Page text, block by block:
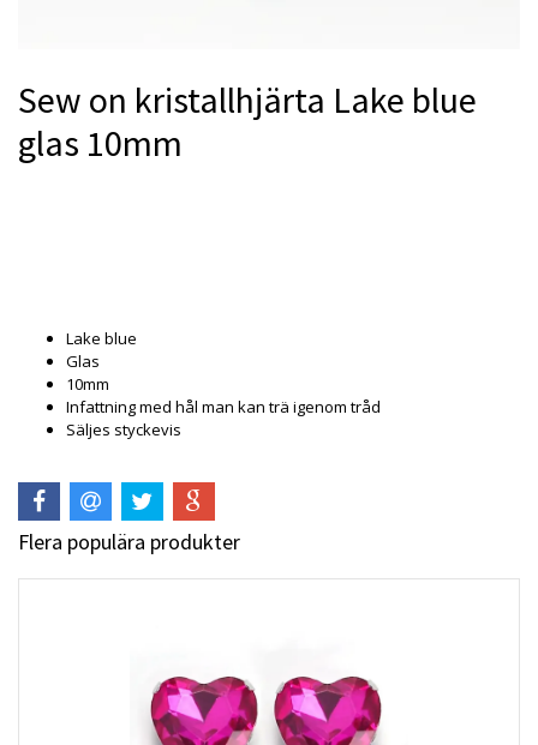
Sew on kristallhjärta Lake blue
glas 10mm
Lake blue
Glas
10mm
Infattning med hål man kan trä igenom tråd
Säljes styckevis
Flera populära produkter